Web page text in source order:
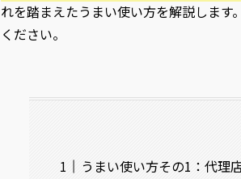
れを踏まえたうまい使い方を解説しま
ください。
うまい使い方その1：代理